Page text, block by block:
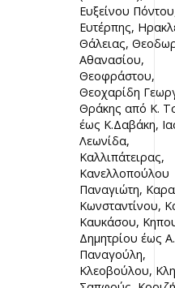
Ευξείνου
Ευτέρπης,
Θάλειας,
Αθανασίου,
Θεοφράστου,
Θεοχαρίδη
Θράκης από Κ.
έως Κ.Δαβάκη,
Λεωνίδα,
Καλλιπάτειρας,
Κανελλοπούλου
Παναγιώτη,
Κωνσταντίνου,
Καυκάσου,
Δημητρίου έως Α.
Παναγούλη,
Κλεοβούλου,